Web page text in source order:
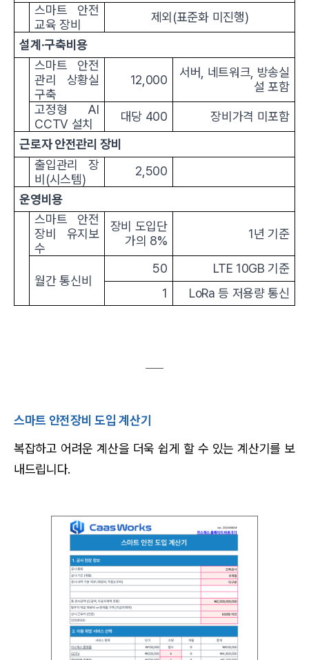
스마트 안전
교육 장비
제외(표준화 미진행)
설계·구축비용
스마트 안전
관리 상황실
구축
12,000
서버, 네트워크, 방송실
설 포함
고정형 AI
CCTV 설치
대당 400
장비가격 미포함
근로자 안전관리 장비
출입관리 장
비(시스템)
2,500
운영비용
스마트 안전
장비 유지보
수
장비 도입단
가의 8%
1년 기준
월간 통신비
50
LTE 10GB 기준
1
LoRa 등 저용량 통신
스마트 안전장비 도입 계산기
복잡하고 어려운 계산을 더욱 쉽게 할 수 있는 계산기를 보
내드립니다.